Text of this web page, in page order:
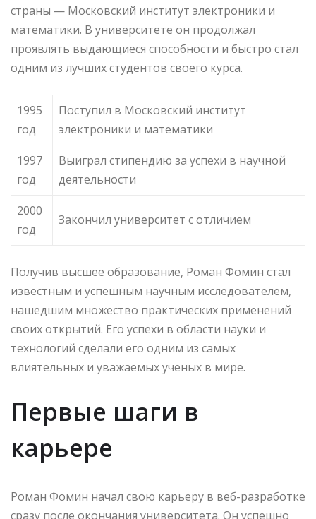
страны — Московский институт электроники и
математики. В университете он продолжал
проявлять выдающиеся способности и быстро стал
одним из лучших студентов своего курса.
1995
год
Поступил в Московский институт
электроники и математики
1997
год
Выиграл стипендию за успехи в научной
деятельности
2000
год
Закончил университет с отличием
Получив высшее образование, Роман Фомин стал
известным и успешным научным исследователем,
нашедшим множество практических применений
своих открытий. Его успехи в области науки и
технологий сделали его одним из самых
влиятельных и уважаемых ученых в мире.
Первые шаги в
карьере
Роман Фомин начал свою карьеру в веб-разработке
сразу после окончания университета. Он успешно